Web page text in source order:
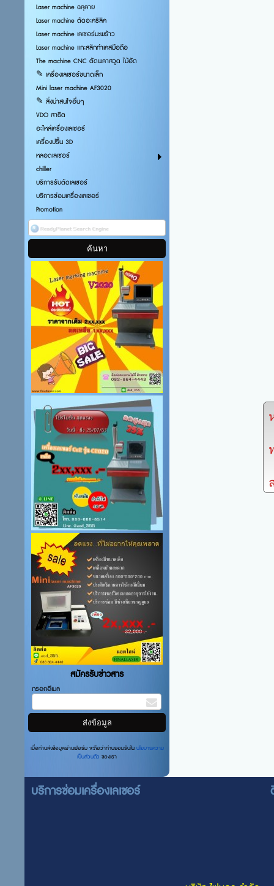
Laser machine ฉลุลาย
Laser machine ตัดอะคริลิค
Laser machine เลเซอร์มะพร้าว
Laser machine แกะสลักทำเคสมือถือ
The machine CNC ตัดพลาสวูด ไม้อัด
✎ เครื่องเลเซอร์ขนาดเล็ก
Mini laser machine AF3020
✎ สิ่งน่าสนใจอื่นๆ
VDO สาธิต
อะไหล่เครื่องเลเซอร์
เครื่องปริ้น 3D
หลอดเลเซอร์
chiller
บริการรับตัดเลเซอร์
บริการซ่อมเครื่องเลเซอร์
Promotion
สมัครรับข่าวสาร
กรอกอีเมล
เมื่อท่านส่งข้อมูลผ่านฟอร์ม จะถือว่าท่านยอมรับในนโยบายความ
เป็นส่วนตัวของเรา
บริการซ่อมเครื่องเลเซอร์